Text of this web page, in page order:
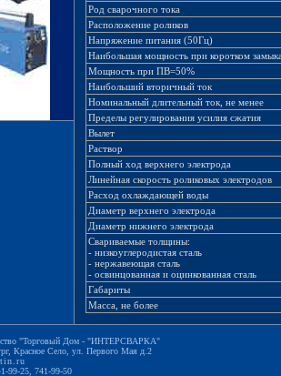
Род сварочного тока
Расположение роликов
Напряжение питания (50Гц)
Наибольшая мощность при коротком
Мощность при ПВ=50%
Наибольший вторичный ток
Номинальный длительный ток, не менее
Пределы регулирования усилия сжатия
Вылет
Раствор
Полный ход верхнего электрода
Линейная скорость роликовых электродов
Расход охлаждающей воды
Диаметр верхнего электрода
Диаметр нижнего электрода
Свариваемые толщины:
- низкоуглеродистая сталь
- нержавеющая сталь
- освинцованная и оцинкованная сталь
Габариты
Масса, не более
"Торговый Дом - "ИНТЕРСВАРКА"
Красное Село, ул. Первого Мая д.2
99-25, 741-99-50